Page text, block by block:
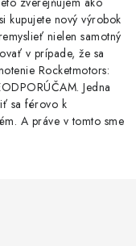
kupujete nový výrobok
nielen samotný
v prípade, že sa
Rocketmotors:
Jedna
sa férovo k
A práve v tomto sme